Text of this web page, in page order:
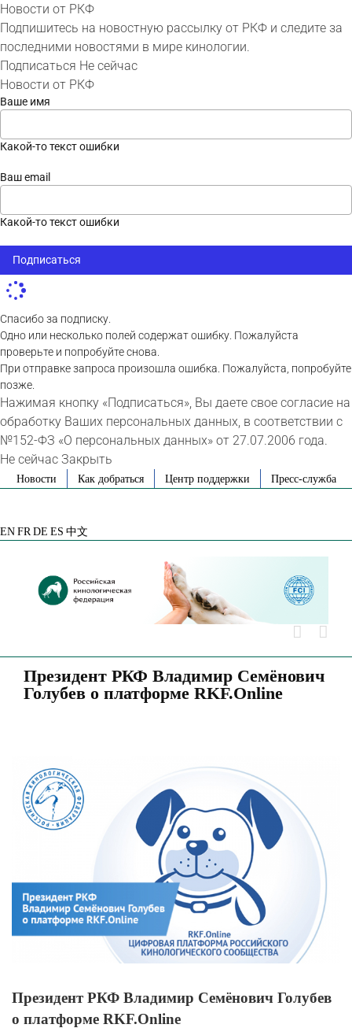
Новости от РКФ
Подпишитесь на новостную рассылку от РКФ и следите за
последними новостями в мире кинологии.
Подписаться Не сейчас
Новости от РКФ
Ваше имя
Какой-то текст ошибки
Ваш email
Какой-то текст ошибки
Подписаться
Спасибо за подписку.
Одно или несколько полей содержат ошибку. Пожалуйста
проверьте и попробуйте снова.
При отправке запроса произошла ошибка. Пожалуйста, попробуйте
позже.
Нажимая кнопку «Подписаться», Вы даете свое согласие на
обработку Ваших персональных данных, в соответствии с
№152-ФЗ «О персональных данных» от 27.07.2006 года.
Не сейчас Закрыть
SkipНовости Как добраться Центр поддержки Пресс-служба
EN FR DE ES 中文
Президент РКФ Владимир Семёнович
Голубев о платформе RKF.Online
Larger
Image
Президент РКФ Владимир Семёнович Голубев
о платформе RKF.Online